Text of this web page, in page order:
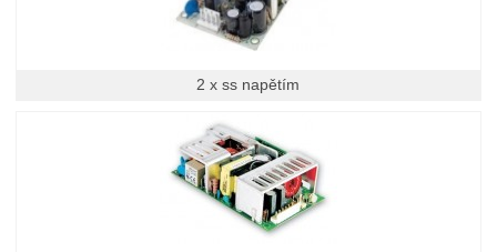
2 x ss napětím